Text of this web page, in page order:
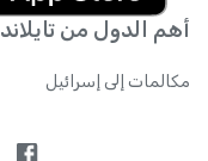
أهم الدول من تايلاند
مكالمات إلى إسرائيل